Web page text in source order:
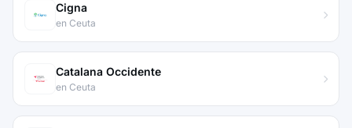
Cigna
en Ceuta
Catalana Occidente
en Ceuta